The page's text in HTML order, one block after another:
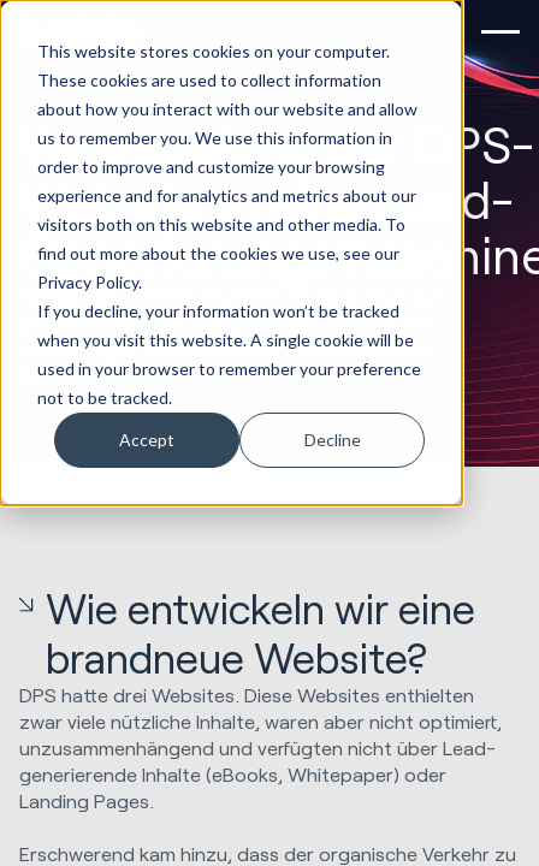
This website stores cookies on your computer.
These cookies are used to collect information
about how you interact with our website and allow
us to remember you. We use this information in
order to improve and customize your browsing
experience and for analytics and metrics about our
visitors both on this website and other media. To
find out more about the cookies we use, see our
Privacy Policy.
If you decline, your information won’t be tracked
when you visit this website. A single cookie will be
used in your browser to remember your preference
not to be tracked.
Accept Decline
Verwandlung der DPS-
Website in eine Lead-
Gemeinsam mit DPS erstellten wir eine neue, auf
potenzielle Kunden ausgerichtete Website mit
hochwertigen Inhalten und Funktionen zur Lead-
Erfassung.
Wie entwickeln wir eine
brandneue Website?
DPS hatte drei Websites. Diese Websites enthielten
zwar viele nützliche Inhalte, waren aber nicht optimiert,
unzusammenhängend und verfügten nicht über Lead-
generierende Inhalte (eBooks, Whitepaper) oder
Landing Pages.
Erschwerend kam hinzu, dass der organische Verkehr zu